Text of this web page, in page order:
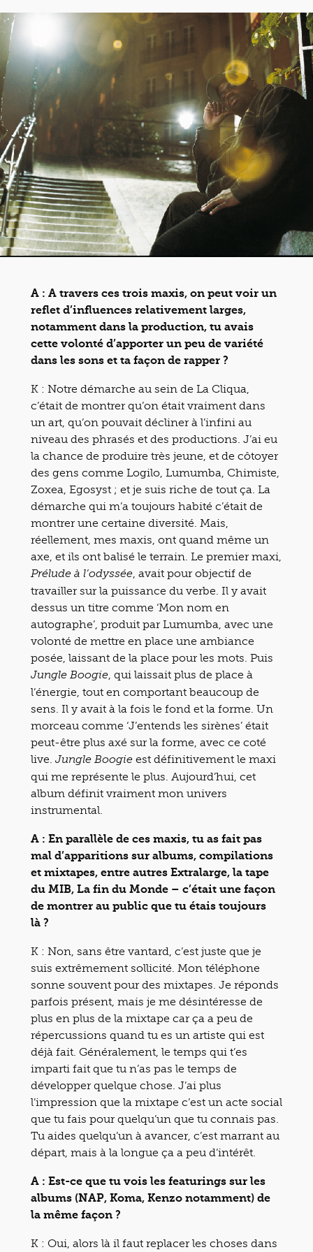
A : A travers ces trois maxis, on peut voir un
reflet d’influences relativement larges,
notamment dans la production, tu avais
cette volonté d’apporter un peu de variété
dans les sons et ta façon de rapper ?
K : Notre démarche au sein de La Cliqua,
c’était de montrer qu’on était vraiment dans
un art, qu’on pouvait décliner à l’infini au
niveau des phrasés et des productions. J’ai eu
la chance de produire très jeune, et de côtoyer
des gens comme Logilo, Lumumba, Chimiste,
Zoxea, Egosyst ; et je suis riche de tout ça. La
démarche qui m’a toujours habité c’était de
montrer une certaine diversité. Mais,
réellement, mes maxis, ont quand même un
axe, et ils ont balisé le terrain. Le premier maxi,
Prélude à l’odyssée , avait pour objectif de
travailler sur la puissance du verbe. Il y avait
dessus un titre comme ‘Mon nom en
autographe’, produit par Lumumba, avec une
volonté de mettre en place une ambiance
posée, laissant de la place pour les mots. Puis
Jungle Boogie , qui laissait plus de place à
l’énergie, tout en comportant beaucoup de
sens. Il y avait à la fois le fond et la forme. Un
morceau comme ‘J’entends les sirènes’ était
peut-être plus axé sur la forme, avec ce coté
live. Jungle Boogie est définitivement le maxi
qui me représente le plus. Aujourd’hui, cet
album définit vraiment mon univers
instrumental.
A : En parallèle de ces maxis, tu as fait pas
mal d’apparitions sur albums, compilations
et mixtapes, entre autres Extralarge, la tape
du MIB, La fin du Monde – c’était une façon
de montrer au public que tu étais toujours
là ?
K : Non, sans être vantard, c’est juste que je
suis extrêmement sollicité. Mon téléphone
sonne souvent pour des mixtapes. Je réponds
parfois présent, mais je me désintéresse de
plus en plus de la mixtape car ça a peu de
répercussions quand tu es un artiste qui est
déjà fait. Généralement, le temps qui t’es
imparti fait que tu n’as pas le temps de
développer quelque chose. J’ai plus
l’impression que la mixtape c’est un acte social
que tu fais pour quelqu’un que tu connais pas.
Tu aides quelqu’un à avancer, c’est marrant au
départ, mais à la longue ça a peu d’intérêt.
A : Est-ce que tu vois les featurings sur les
albums (NAP, Koma, Kenzo notamment) de
la même façon ?
K : Oui, alors là il faut replacer les choses dans